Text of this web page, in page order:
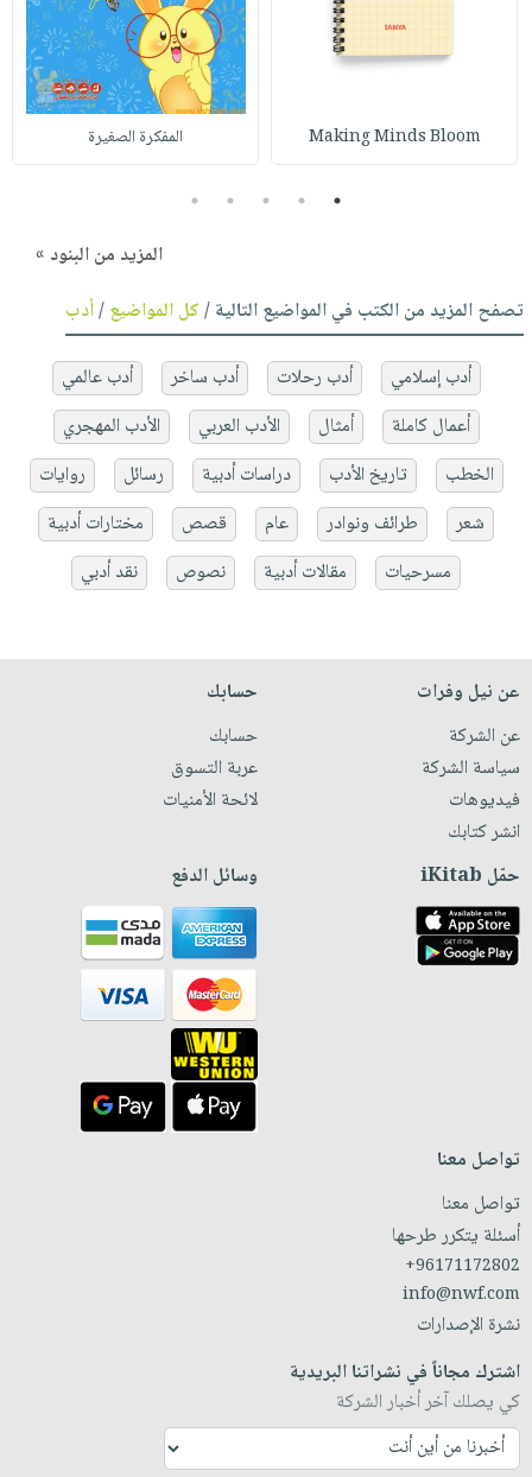
Making Minds Bloom المفكرة الصغيرة
1
2
3
4
5
المزيد من البنود »
تصفح المزيد من الكتب في المواضيع التالية /كل المواضيع/أدب
أدب إسلامي أدب رحلات أدب ساخر
أدب عالمي
أعمال كاملة
أمثال الأدب العربي
الأدب المهجري
الخطب
تاريخ الأدب دراسات أدبية رسائل
روايات
شعر
طرائف ونوادر عام قصص
مختارات أدبية
مسرحيات
مقالات أدبية نصوص نقد أدبي
عن نيل وفرات
عن الشركة
سياسة الشركة
فيديوهات
انشر كتابك
حسابك
حسابك
عربة التسوق
لائحة الأمنيات
حمّل iKitab وسائل الدفع
تواصل معنا
تواصل معنا
أسئلة يتكرر طرحها
+96171172802
info@nwf.com
نشرة الإصدارات
اشترك مجاناً في نشراتنا البريدية
كي يصلك آخر أخبار الشركة